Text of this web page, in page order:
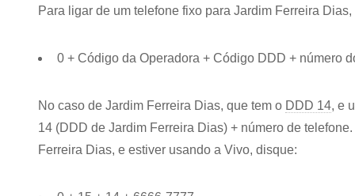
Para ligar de um telefone fixo para Jardim Ferreira
0 + Código da Operadora + Código DDD + número
No caso de Jardim Ferreira Dias, que tem o DDD 14, e
14 (DDD de Jardim Ferreira Dias) + número de
Ferreira Dias, e estiver usando a Vivo, disque: